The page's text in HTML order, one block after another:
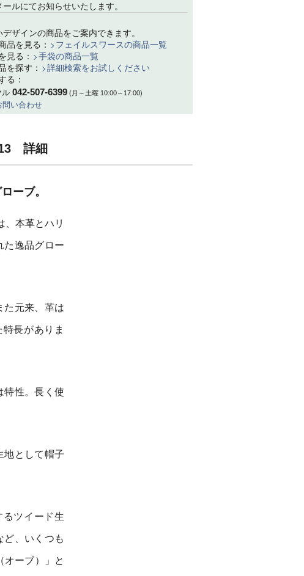
ルにてお知らせいたします。
ザインの商品をご案内できます。
品を見る：
フェイルスワースの商品一覧
見る：
手袋の商品一覧
を探す：
詳細検索をお試しください
る：
ル 042-507-6399(月～土曜 10:00～17:00)
問い合わせ
詳細
ーブ。
、本革とハリ
た逸品グロー
た元来、革は
長がありま
特性。長く使
地として帽子
ツイード生
ど、いくつも
オーブ）」と